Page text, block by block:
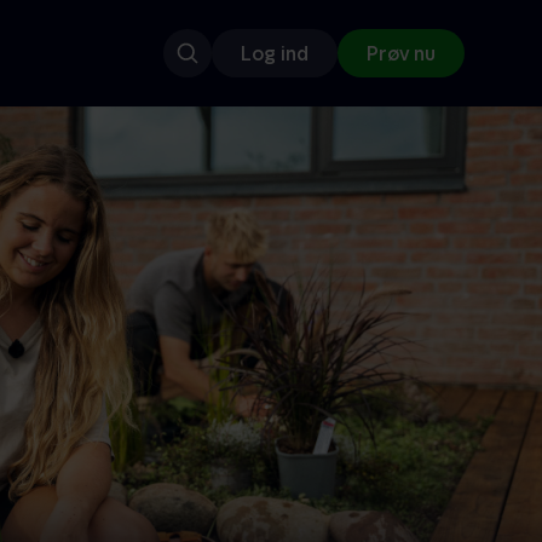
Log ind Prøv nu